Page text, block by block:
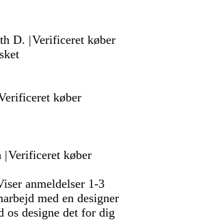
D. |Verificeret køber
køber
|Verificeret køber
anmeldelser 1-3
med en designer
os designe det for dig